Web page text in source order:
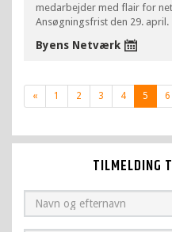
medarbejder med flair for
Ansøgningsfrist den 29. april.
Byens Netværk
«Previous
page
1 2 3 4 5 6
TILMELDING